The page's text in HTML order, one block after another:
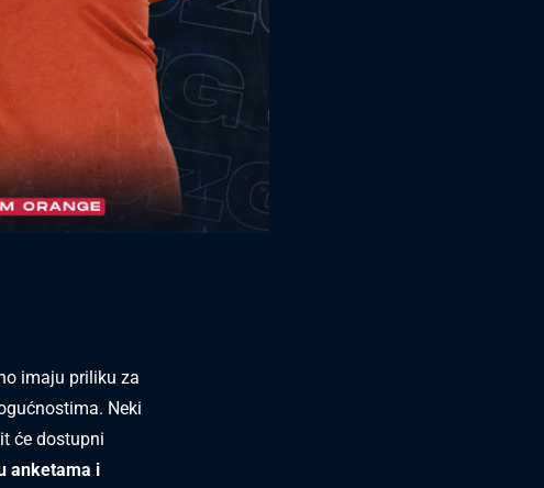
imaju priliku za
Neki
će dostupni
anketama i